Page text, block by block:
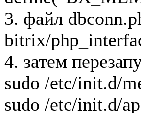
3. файл
bitrix/
4. затем
sudo /etc/init.d/
sudo /etc/init.d/